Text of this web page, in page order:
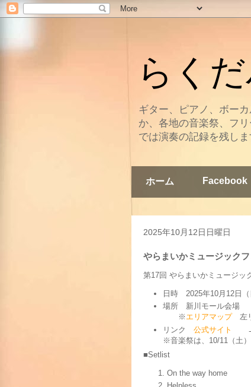
らく
ギター、ピアノ、ボー
か、各地の音楽祭、フ
では演奏の記録を残しま
ホーム Facebook
2025年10月12日日曜日
やらまいかミュージック
第17回 やらまいかミュージッ
日時 2025年10月12日（
場所 新川モール会場
※ エリアマップ左リ
リンク 公式サイト
※音楽祭は、10/11（土
■Setlist
On the way home